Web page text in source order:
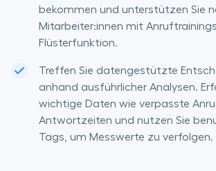
bekommen und unterstützen Sie
Mitarbeiter:innen mit
Flüsterfunktion.
Treffen Sie datengestützte
anhand ausführlicher Analysen.
wichtige Daten wie verpasste
Antwortzeiten und nutzen Sie
Tags, um Messwerte zu verfolgen.